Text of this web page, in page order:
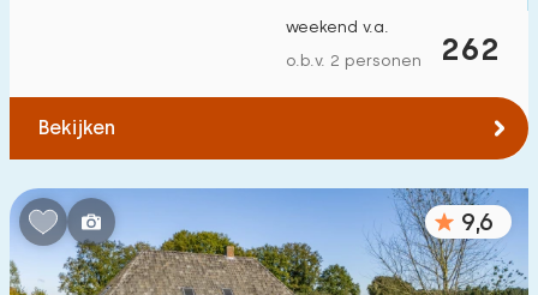
262
weekend v.a.
o.b.v. 2 personen
Bekijken
9,6